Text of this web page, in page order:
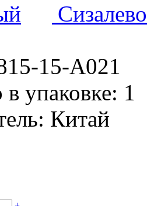
15-А021
упаковке: 1
Китай